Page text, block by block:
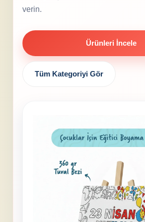
verin.
Ürünleri İncele
Tüm Kategoriyi Gör